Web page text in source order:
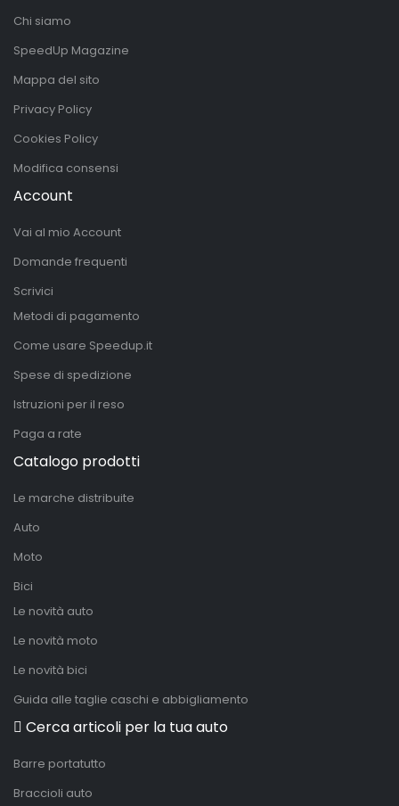
Chi siamo
SpeedUp Magazine
Mappa del sito
Privacy Policy
Cookies Policy
Modifica consensi
Account
Vai al mio Account
Domande frequenti
Scrivici
Metodi di pagamento
Come usare Speedup.it
Spese di spedizione
Istruzioni per il reso
Paga a rate
Catalogo prodotti
Le marche distribuite
Auto
Moto
Bici
Le novità auto
Le novità moto
Le novità bici
Guida alle taglie caschi e abbigliamento
Cerca articoli per la tua auto
Barre portatutto
Braccioli auto